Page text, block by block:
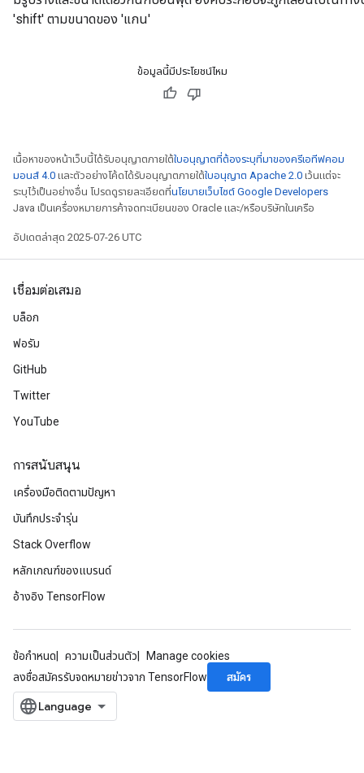
'shift' ตามขนาดของ 'แกน'
ข้อมูลนี้มีประโยชน์ไหม
เนื้อหาของหน้าเว็บนี้ได้รับอนุญาตภายใต้ใบอนุญาตที่ต้องระบุที่มาของครีเอทีฟคอม
มอนส์ 4.0 และตัวอย่างโค้ดได้รับอนุญาตภายใต้ใบอนุญาต Apache 2.0 เว้นแต่จะ
ระบุไว้เป็นอย่างอื่น โปรดดูรายละเอียดที่นโยบายเว็บไซต์ Google Developers
Java เป็นเครื่องหมายการค้าจดทะเบียนของ Oracle และ/หรือบริษัทในเครือ
อัปเดตล่าสุด 2025-07-26 UTC
เชื่อมต่อเสมอ
บล็อก
ฟอรัม
GitHub
Twitter
YouTube
การสนับสนุน
เครื่องมือติดตามปัญหา
บันทึกประจำรุ่น
Stack Overflow
หลักเกณฑ์ของแบรนด์
อ้างอิง TensorFlow
ข้อกำหนด ความเป็นส่วนตัว
Manage cookies
ลงชื่อสมัครรับจดหมายข่าวจาก TensorFlow
สมัคร